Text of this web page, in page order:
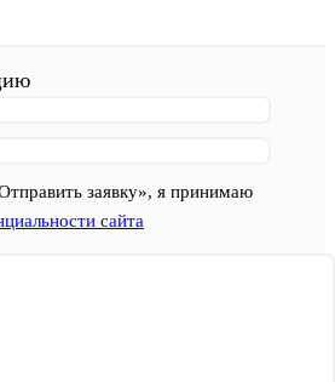
заявку», я принимаю
сайта